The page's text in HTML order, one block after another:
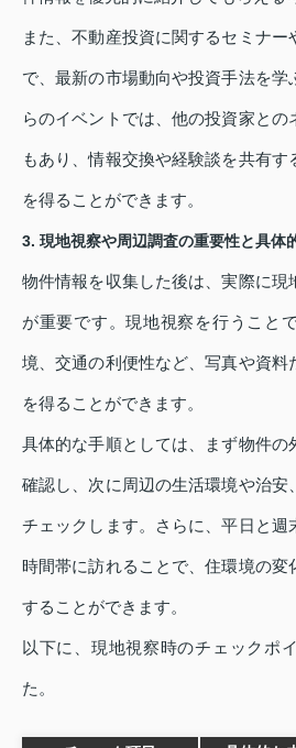
また、不動産投資に関するセミナー
で、最新の市場動向や投資手法を学
らのイベントでは、他の投資家との
もあり、情報交換や経験談を共有
を得ることができます。
3. 現地視察や周辺調査の重要性と具体
物件情報を収集した後は、実際に現
が重要です。現地視察を行うこと
境、交通の利便性など、写真や資料
を得ることができます。
具体的な手順としては、まず物件の
確認し、次に周辺の生活環境や治安
チェックします。さらに、平日と週
時間帯に訪れることで、住環境の変
することができます。
以下に、現地視察時のチェックポ
た。